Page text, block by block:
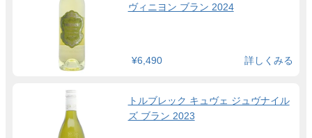
ヴィニヨン ブラン 2024
¥6,490 詳しくみる
トルブレック キュヴェ ジュヴナイル
ズ ブラン 2023